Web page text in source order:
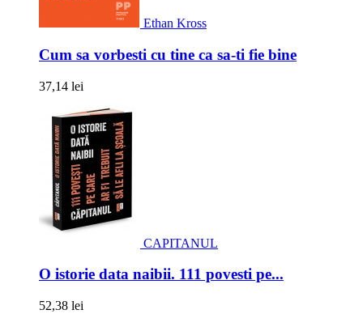
Ethan Kross
Cum sa vorbesti cu tine ca sa-ti fie bine
37,14 lei
CAPITANUL
O istorie data naibii. 111 povesti pe...
52,38 lei